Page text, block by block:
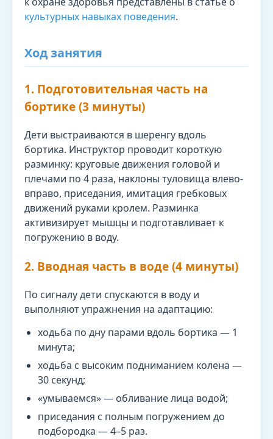
культурных навыках поведения.
Ход занятия
1. Подготовительная часть на
бортике (3 минуты)
Дети выстраиваются в шеренгу вдоль
бортика. Инструктор проводит короткую
разминку: круговые движения головой и
плечами по 4 раза, наклоны туловища влево-
вправо, приседания, имитация гребковых
движений руками кролем. Разминка
активизирует мышцы и подготавливает к
погружению в воду.
2. Вводная часть в воде (4 минуты)
По сигналу дети спускаются в воду и
выполняют упражнения на адаптацию:
ходьба по дну парами вдоль бортика — 1
минута;
ходьба с высоким подниманием колена —
30 секунд;
«умываемся» — обливание лица водой;
приседания с полным погружением до
подбородка — 4–5 раз.